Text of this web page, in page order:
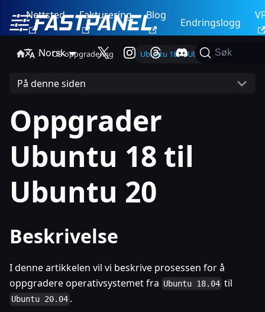
Nettsted Fakturering Blog
Endringslogg
Norsk Søk
OS-oppgradering Ubuntu 18 -> Ubuntu 20
På denne siden
Oppgrader
Ubuntu 18 til
Ubuntu 20
Beskrivelse
I denne artikkelen vil vi beskrive prosessen for å
oppgradere operativsystemet fra Ubuntu 18.04 til
Ubuntu 20.04 .